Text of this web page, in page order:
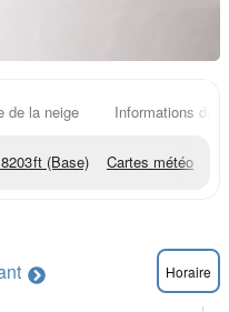
de la neige Informations du
ft (Base) Cartes météo
Horaire